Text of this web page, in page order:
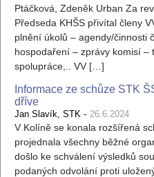
Ptáčková, Zdeněk Urban Za
Předseda KHŠS přivítal členy
plnění úkolů – agendy/činnosti
hospodaření – zprávy komisí –
spolupráce,.. VV […]
Informace ze schůze STK
dříve
Jan Slavík, STK - 26.6.2024
V Kolíně se konala rozšířená
projednala všechny běžné
došlo ke schválení výsledků
podaných odvolání proti